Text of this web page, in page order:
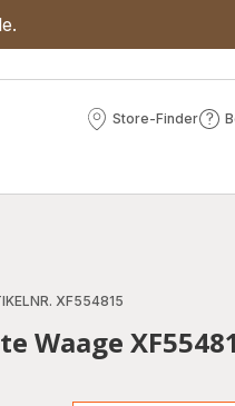
Store-Finder
Store-
XF554815
Waage